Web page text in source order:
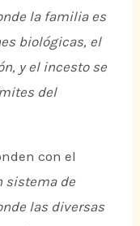
la familia es
biológicas, el
y el incesto se
del
con el
sistema de
las diversas